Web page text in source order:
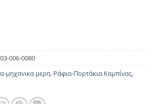
03-006-0080
μηχανικα μερη, Ράφια-Πορτάκια Καμπίνας,